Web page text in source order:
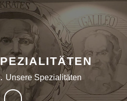
Unsere Spezialitäten